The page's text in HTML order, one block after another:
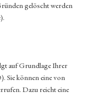
gelöscht werden
auf Grundlage Ihrer
Sie können eine von
Dazu reicht eine